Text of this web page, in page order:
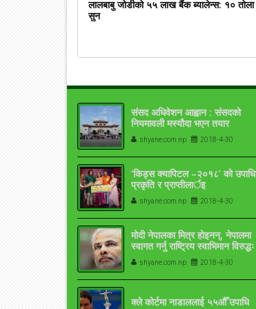
लालबाबु जोडीको ५५ लाख बैंक ब्यालेन्स: १० तोला
सुन
संसद अधिवेशन आह्वान : संसदको
नियमावली मस्यौदा भएन तयार
shyane.com.np 2018-4-30
‘किड्स क्यापिटल –२०१८’ को उपाधि
प्रकृति र प्राप्तीलार्इ
shyane.com.np 2018-4-30
मोदी नेपालका मित्र होइनन्, नेपालमा
स्वागत गर्नु राष्ट्रिय स्वाभिमान विरुद्धः
मसालshyane.com.np 2018-4-30
क्ले कोर्टमा नाडाललाई ५५औँ उपाधि